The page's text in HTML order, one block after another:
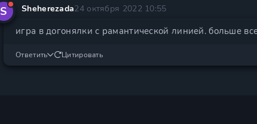
S Sheherezada24 октября 2022 10:55
игра в догонялки с рамантической линией. больше
Ответить Цитировать